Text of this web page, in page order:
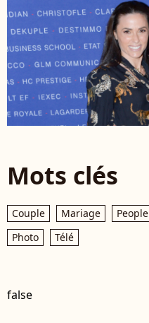
Mots clés
Couple Mariage People
Photo
Télé
false